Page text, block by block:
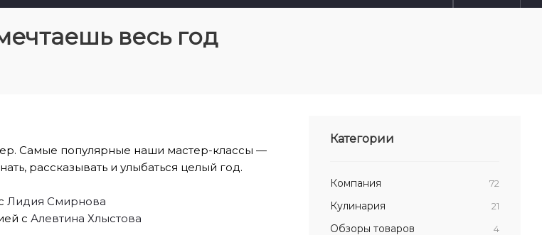
весь год
Самые популярные наши мастер-классы —
рассказывать и улыбаться целый год.
Лидия Смирнова
с Алевтина Хлыстова
Категории
Компания 72
Кулинария 21
Обзоры товаров 4